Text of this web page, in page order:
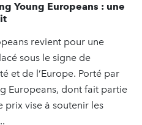
Young Europeans : une
revient pour une
sous le signe de
et de l’Europe. Porté par
Europeans, dont fait partie
prix vise à soutenir les